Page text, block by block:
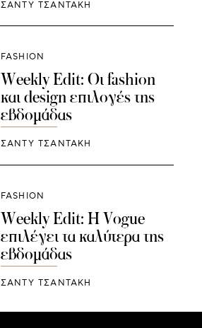
ΣΑΝΤΥ ΤΣΑΝΤΑΚΗ
FASHION
Weekly Edit: Οι fashion
και design επιλογές της
εβδομάδας
ΣΑΝΤΥ ΤΣΑΝΤΑΚΗ
FASHION
Weekly Edit: Η Vogue
επιλέγει τα καλύτερα της
εβδομάδας
ΣΑΝΤΥ ΤΣΑΝΤΑΚΗ